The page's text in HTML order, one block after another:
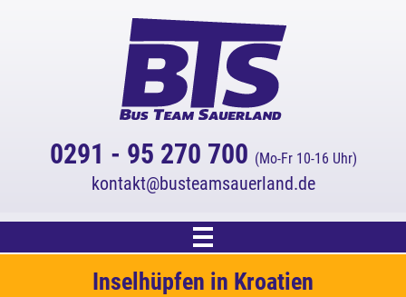
0291 - 95 270 700 (Mo-Fr 10-16 Uhr)
kontakt busteamsauerland.de
Start
Urlaub auf Insel Wangerooge
Inselhüpfen in Kroatien
Cornwall - Küsten, Gärten und Legenden
3 % Online-Rabatt!